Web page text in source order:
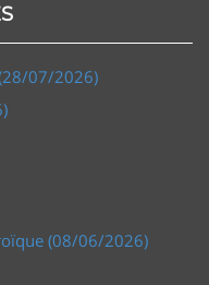
07/2026)
(08/06/2026)